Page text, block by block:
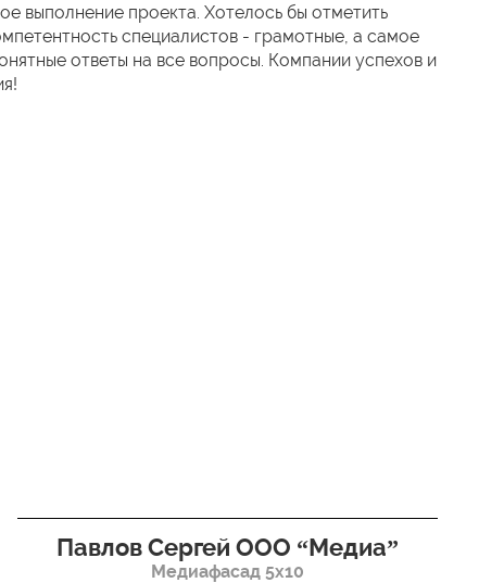
выполнение проекта. Хотелось бы отметить
специалистов - грамотные, а самое
ответы на все вопросы. Компании успехов и
Павлов Сергей ООО “Медиа”
Медиафасад 5х10